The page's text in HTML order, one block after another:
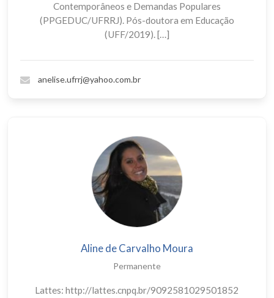
Contemporâneos e Demandas Populares
(PPGEDUC/UFRRJ). Pós-doutora em Educação
(UFF/2019). […]
anelise.ufrrj@yahoo.com.br
Aline de Carvalho Moura
Permanente
Lattes: http://lattes.cnpq.br/9092581029501852